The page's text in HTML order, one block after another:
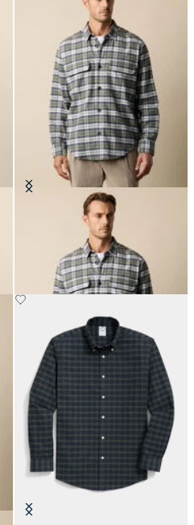
Flanell-Überhemd aus Baumwolle
mit Klappentaschen